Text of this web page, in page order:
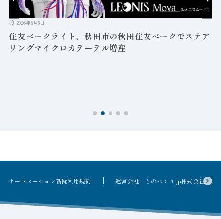
2026年8月5日
住友ベークライト、秋田市の秋田住友ベークでステア
リングマイクロカテーテル増産
オートメーション新聞利用規約 運営会社：ものづくり.jp株式会社